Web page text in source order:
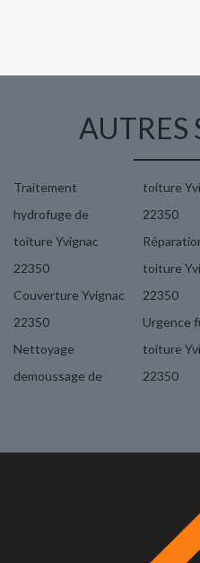
AUTRES
Traitement
hydrofuge de
toiture Yvignac
22350
Couverture Yvignac
22350
Nettoyage
demoussage de
toiture
22350
toiture
22350
Urgence
toiture
22350